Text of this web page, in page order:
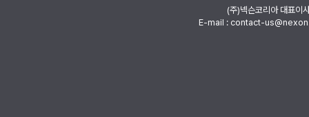
(주)넥슨코리아 대표이
E-mail : contact-